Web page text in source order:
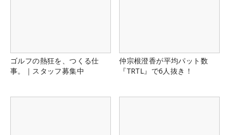
ゴルフの熱狂を、つくる仕
事。｜スタッフ募集中
仲宗根澄香が平均パット数
『TRTL』で6人抜き！